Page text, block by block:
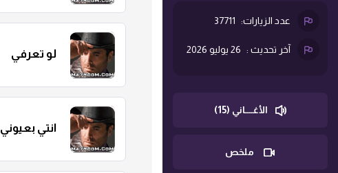
عدد الزيارات: 37711
آخر تحديث : 26 يوليو 2026
الأغــــاني (15)
ملخص
لو تعرفي
انتي بعيوني